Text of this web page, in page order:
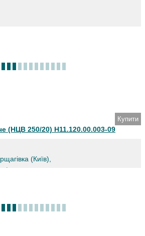
Купити
(НЦВ 250/20) Н11.120.00.003-09
(Київ)
постачання